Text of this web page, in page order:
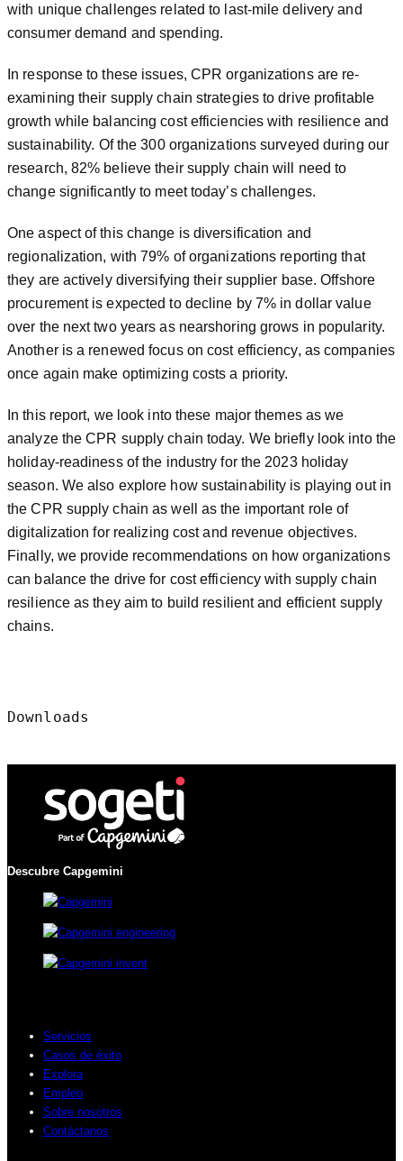
with unique challenges related to last-mile delivery and
consumer demand and spending.
In response to these issues, CPR organizations are re-
examining their supply chain strategies to drive profitable
growth while balancing cost efficiencies with resilience and
sustainability. Of the 300 organizations surveyed during our
research, 82% believe their supply chain will need to
change significantly to meet today’s challenges.
One aspect of this change is diversification and
regionalization, with 79% of organizations reporting that
they are actively diversifying their supplier base. Offshore
procurement is expected to decline by 7% in dollar value
over the next two years as nearshoring grows in popularity.
Another is a renewed focus on cost efficiency, as companies
once again make optimizing costs a priority.
In this report, we look into these major themes as we
analyze the CPR supply chain today. We briefly look into the
holiday-readiness of the industry for the 2023 holiday
season. We also explore how sustainability is playing out in
the CPR supply chain as well as the important role of
digitalization for realizing cost and revenue objectives.
Finally, we provide recommendations on how organizations
can balance the drive for cost efficiency with supply chain
resilience as they aim to build resilient and efficient supply
chains.
Downloads
Descubre Capgemini
Servicios
Casos de éxito
Explora
Empleo
Sobre nosotros
Contáctanos